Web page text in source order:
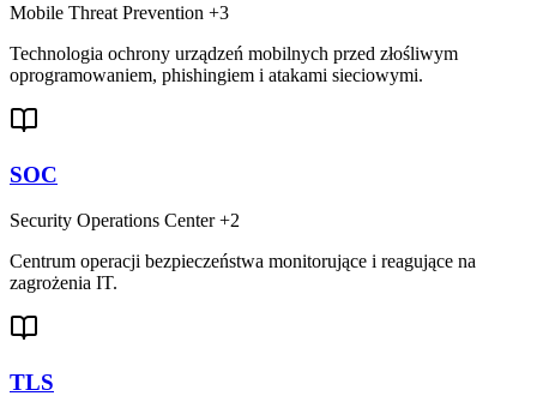
Mobile Threat Prevention +3
Technologia ochrony urządzeń mobilnych przed złośliwym
oprogramowaniem, phishingiem i atakami sieciowymi.
SOC
Security Operations Center +2
Centrum operacji bezpieczeństwa monitorujące i reagujące na
zagrożenia IT.
TLS